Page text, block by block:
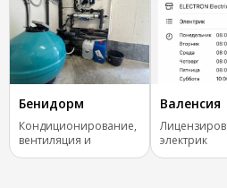
Бенидорм
Кондиционирование,
вентиляция и
отопление.
Валенсия
электрик